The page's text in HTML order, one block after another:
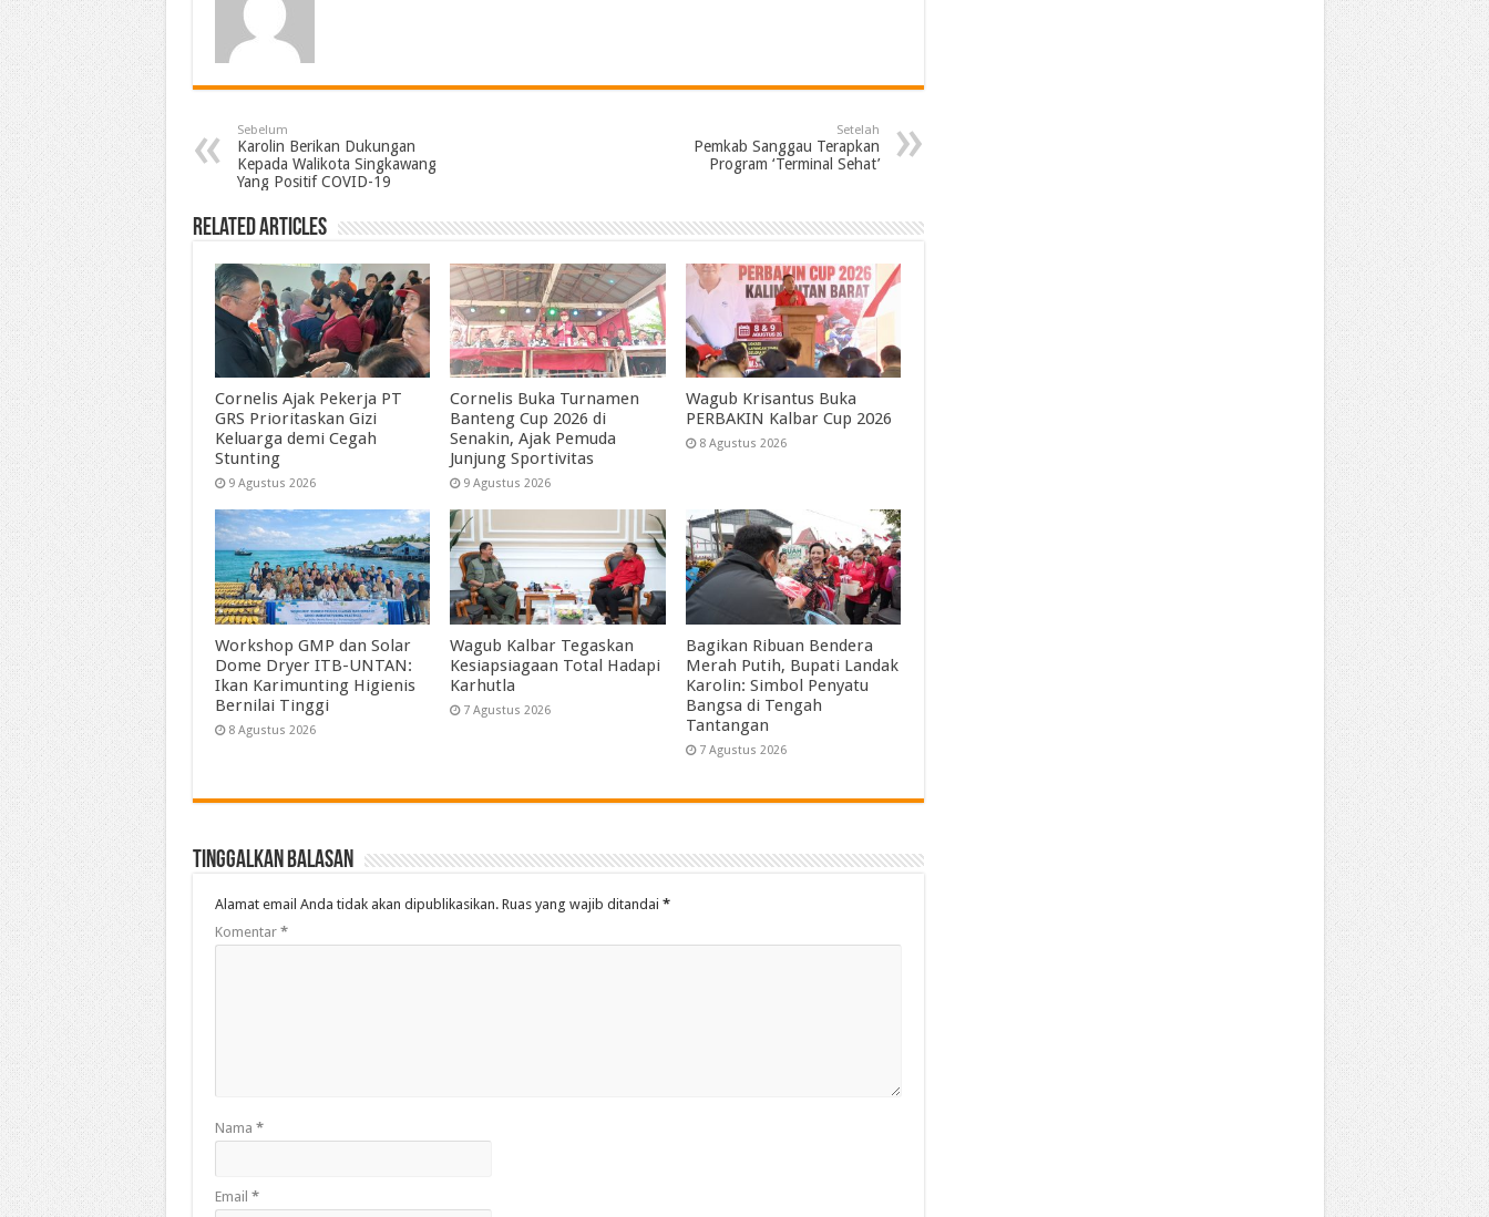
Sebelum
Karolin Berikan Dukungan
Kepada Walikota Singkawang
Yang Positif COVID-19
Setelah
Pemkab Sanggau Terapkan
Program ‘Terminal Sehat’
Related Articles
Cornelis Ajak Pekerja PT
GRS Prioritaskan Gizi
Keluarga demi Cegah
Stunting
9 Agustus 2026
Cornelis Buka Turnamen
Banteng Cup 2026 di
Senakin, Ajak Pemuda
Junjung Sportivitas
9 Agustus 2026
Wagub Krisantus Buka
PERBAKIN Kalbar Cup 2026
8 Agustus 2026
Workshop GMP dan Solar
Dome Dryer ITB-UNTAN:
Ikan Karimunting Higienis
Bernilai Tinggi
8 Agustus 2026
Wagub Kalbar Tegaskan
Kesiapsiagaan Total Hadapi
Karhutla
7 Agustus 2026
Bagikan Ribuan Bendera
Merah Putih, Bupati Landak
Karolin: Simbol Penyatu
Bangsa di Tengah
Tantangan
7 Agustus 2026
Tinggalkan Balasan
Alamat email Anda tidak akan dipublikasikan. Ruas yang wajib ditandai *
Komentar *
Nama *
Email *